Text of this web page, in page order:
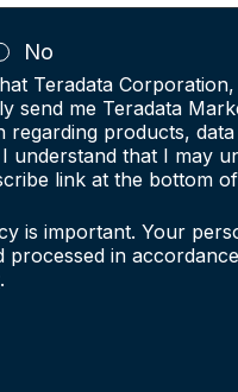
No
Teradata
send me Teradata
regarding products,
understand that I may
link at the bottom
is important. Your
processed in
.